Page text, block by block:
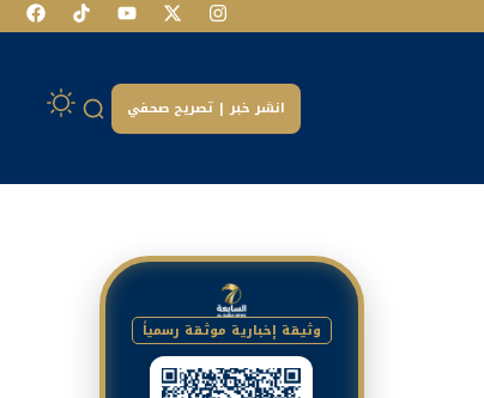
انشر خبر | تصريح صحفي
وثيقة إخبارية موثقة رسمياً